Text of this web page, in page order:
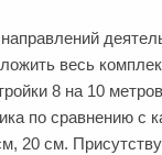
весь
8 на 10
по сравнению
20 см.